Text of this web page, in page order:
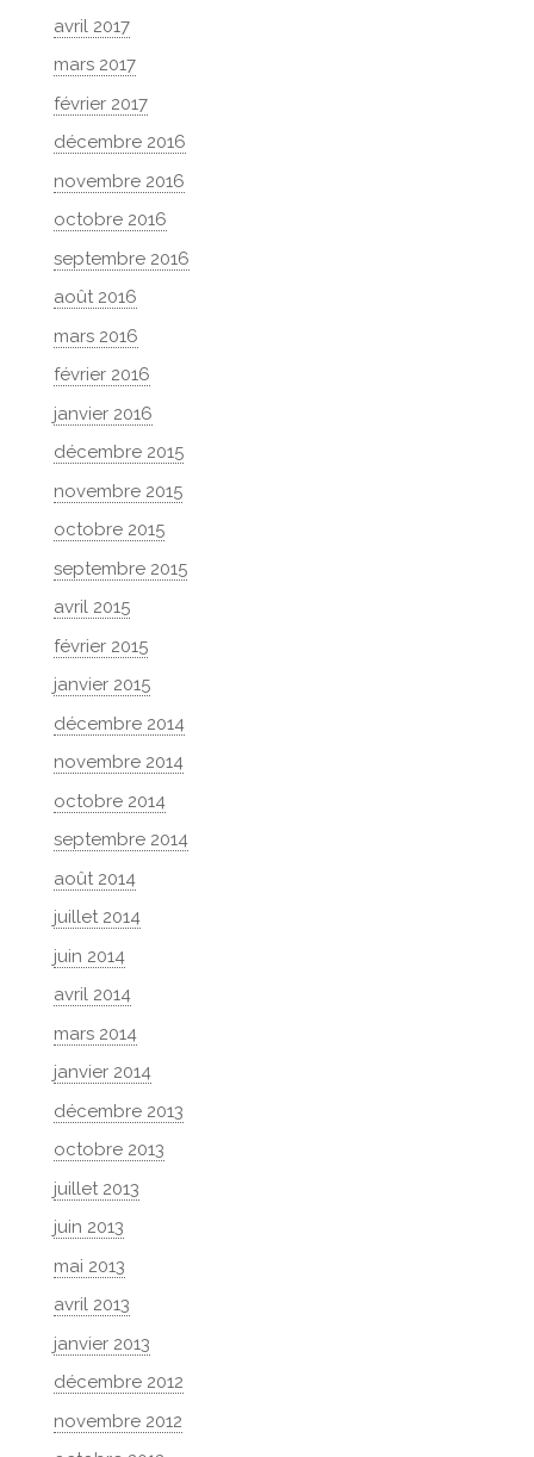
avril 2017
mars 2017
février 2017
décembre 2016
novembre 2016
octobre 2016
septembre 2016
août 2016
mars 2016
février 2016
janvier 2016
décembre 2015
novembre 2015
octobre 2015
septembre 2015
avril 2015
février 2015
janvier 2015
décembre 2014
novembre 2014
octobre 2014
septembre 2014
août 2014
juillet 2014
juin 2014
avril 2014
mars 2014
janvier 2014
décembre 2013
octobre 2013
juillet 2013
juin 2013
mai 2013
avril 2013
janvier 2013
décembre 2012
novembre 2012